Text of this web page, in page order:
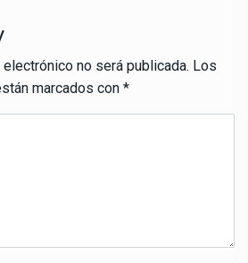
no será publicada. Los
marcados con *